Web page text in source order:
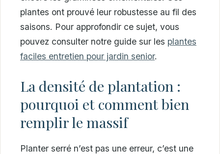
plantes ont prouvé leur robustesse au fil des
saisons. Pour approfondir ce sujet, vous
pouvez consulter notre guide sur les plantes
faciles entretien pour jardin senior.
La densité de plantation :
pourquoi et comment bien
remplir le massif
Planter serré n’est pas une erreur, c’est une